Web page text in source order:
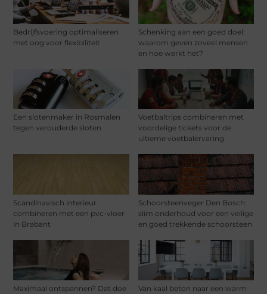
Bedrijfsvoering optimaliseren
met oog voor flexibiliteit
Schenking aan een goed doel:
waarom geven zoveel mensen
en hoe werkt het?
Een slotenmaker in Rosmalen
tegen verouderde sloten
Voetbaltrips combineren met
voordelige tickets voor de
ultieme voetbalervaring
Scandinavisch interieur
combineren met een pvc-vloer
in Brabant
Schoorsteenveger Den Bosch:
slim onderhoud voor een veilige
en goed trekkende schoorsteen
Maximaal ontspannen? Dat doe
Van kaal beton naar een warm